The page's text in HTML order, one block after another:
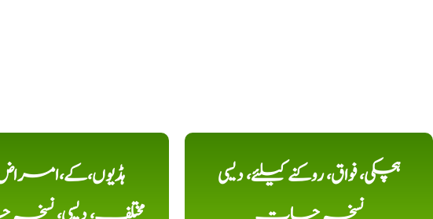
ہچکی، فواق، روکنے کیلئے، دیسی